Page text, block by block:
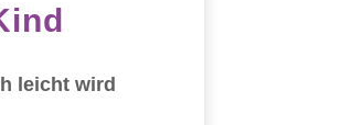
leicht wird